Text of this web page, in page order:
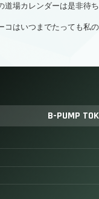
道場カレンダーは是非待
コはいつまでたっても私
B-PUMP